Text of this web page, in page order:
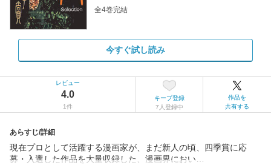
全4巻完結
今すぐ試し読み
レビュー
4.0
1件
キープ登録
7人登録中
作品を
共有する
あらすじ/詳細
現在プロとして活躍する漫画家が、まだ新人の頃、四季賞に応
募・入選した作品を大量収録した、漫画界におい…